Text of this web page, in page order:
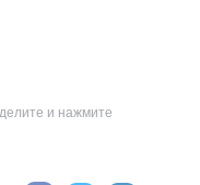
и нажмите